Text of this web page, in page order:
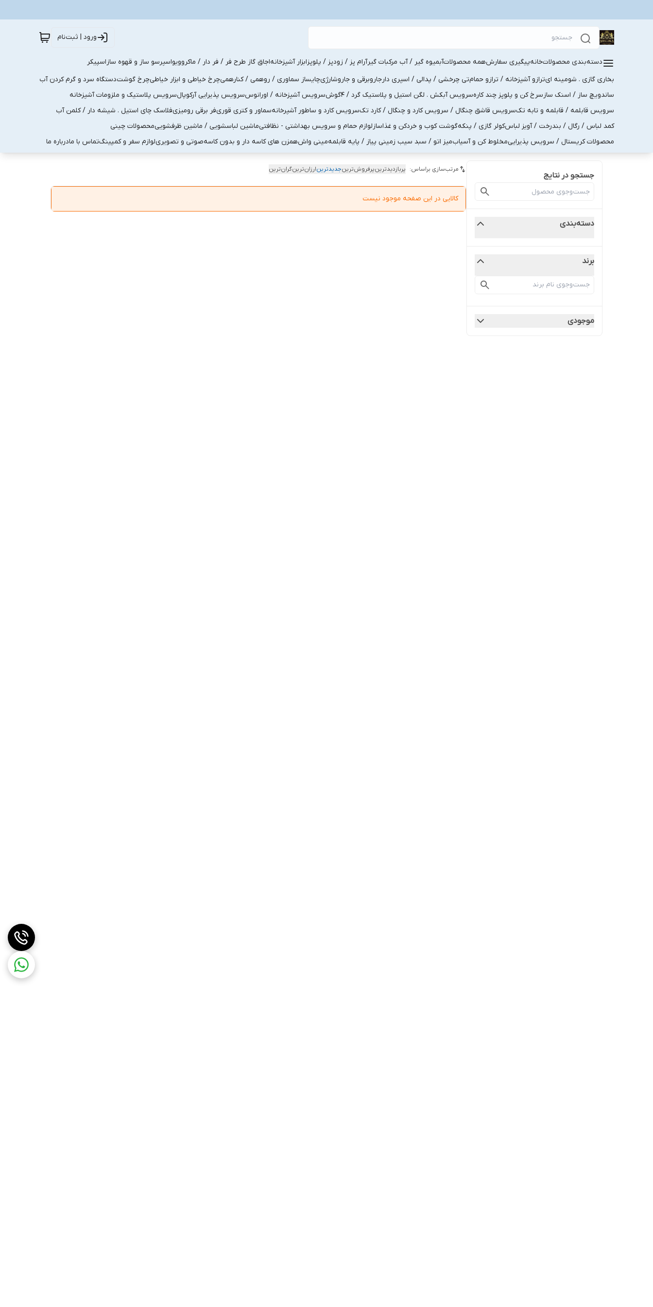
ورود | ثبت‌نام
دسته‌بندی محصولاتخانهپیگیری سفارشهمه محصولاتآبمیوه گیر / آب مرکبات گیرآرام پز / زودپز / پلوپزابزار آشپزخانهاجاق گاز طرح فر / فر دار / ماکروویواسپرسو ساز و قهوه سازاسپیکر
بخاری گازی . شومینه ایترازو آشپزخانه / ترازو حمامتی چرخشی / پدالی / اسپری دارجاروبرقی و جاروشارژیچایساز سماوری / روهمی / کنارهمیچرخ خیاطی و ابزار خیاطیچرخ گوشتدستگاه سرد و گرم کردن آب
ساندویچ ساز / اسنک سازسرخ کن و پلوپز چند کارهسرویس آبکش . لگن استیل و پلاستیک گرد / 4گوش سرویس آشپزخانه / اورانوسسرویس پذیرایی آرکوپالسرویس پلاستیک و ملزومات آشپزخانه
سرویس قابلمه / قابلمه و تابه تکسرویس قاشق چنگال / سرویس کارد و چنگال / کارد تکسرویس کارد و ساطور آشپرخانهسماور و کتری قوریفر برقی رومیزیفلاسک چای استیل . شیشه دار / کلمن آب
کمد لباس / رگال / بندرخت / آویز لباسکولر گازی / پنکهگوشت کوب و خردکن و غذاسازلوازم حمام و سرویس بهداشتی - نظافتیماشین لباسشویی / ماشین ظرفشوییمحصولات چینی
محصولات کریستال / سرویس پذیراییمخلوط کن و آسیابمیز اتو / سبد سیب زمینی پیاز / پایه قابلمهمینی واشهمزن های کاسه دار و بدون کاسهصوتی و تصویریلوازم سفر و کمپینگتماس با مادرباره ما
جستجو در نتایج
دسته‌بندی
برند
موجودی
مرتب‌سازی براساس: پربازدیدترینپرفروش‌ترینجدیدترینارزان‌ترینگران‌ترین
کالایی در این صفحه موجود نیست